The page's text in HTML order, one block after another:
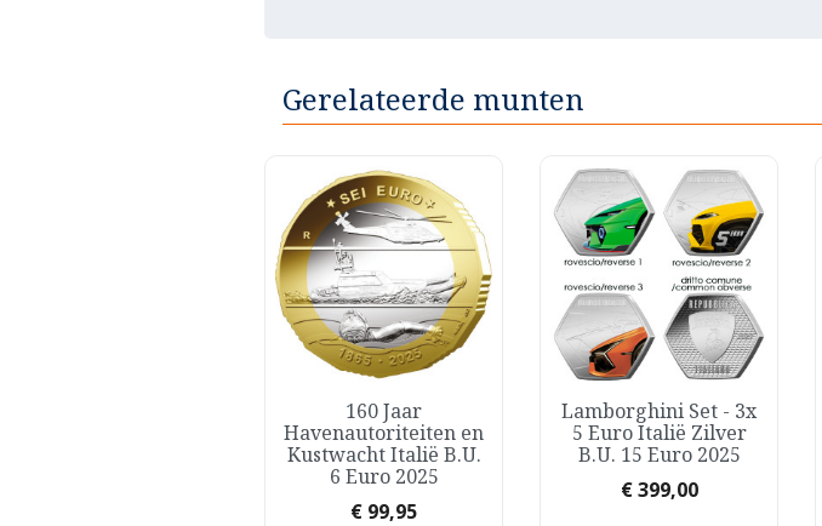
Gerelateerde munten
Snel bekijken
160 Jaar
Havenautoriteiten en
Kustwacht Italië B.U.
6 Euro 2025
Prijs
€ 99,95
Snel bekijken
Lamborghini Set - 3x
5 Euro Italië Zilver
B.U. 15 Euro 2025
Prijs
€ 399,00